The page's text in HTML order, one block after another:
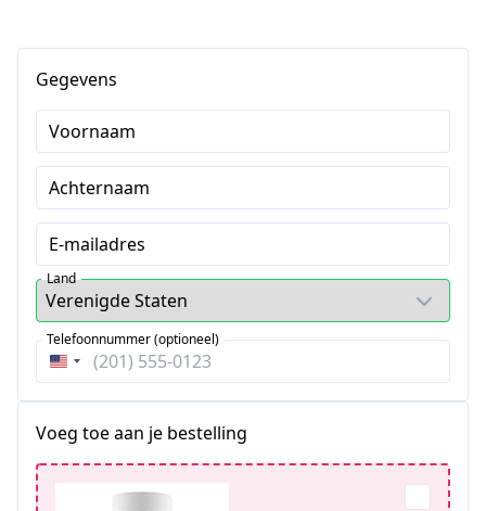
Gegevens
Voornaam
Achternaam
E-mailadres
Land
Verenigde
Telefoonnummer (optioneel)
Voeg toe aan je bestelling